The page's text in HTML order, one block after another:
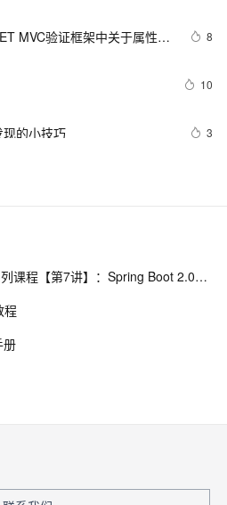
MVC验证框架中关于属性标
8
10
的小技巧 3
的@helper 语法
逻辑代码分离
Java Spring Boot开发实战系列课程【第7讲】：Spring Boot 2.0安全机制与MVC身份验证实战(Java面试题)
程
册